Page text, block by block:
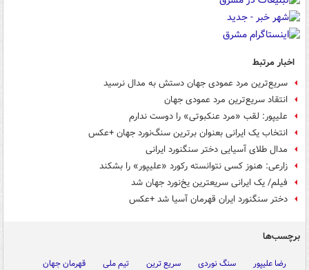
اخبار مرتبط
سریع‌ترین مرد عمودی جهان دستش به مدال نرسید
انتقاد سریع‌ترین مرد عمودی جهان
علیپور: لقب «مرد عنکبوتی» را دوست ندارم
انتخاب یک ایرانی بعنوان برترین سنگ‌نورد جهان +عکس
مدال طلای آسیایی دختر سنگنورد ایرانی
زارعی: هنوز کسی نتوانسته رکورد «علیپور» را بشکند
فیلم/ یک ایرانی سریعترین یخ‌نورد جهان شد
دختر سنگنورد ایران قهرمان آسیا شد +عکس
برچسب‌ها
رضا علیپور سنگ نوردی سریع ترین تیم ملی
قهرمان جهان